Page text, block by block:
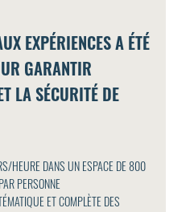
EXPÉRIENCES A ÉTÉ
GARANTIR
LA SÉCURITÉ DE
HEURE DANS UN ESPACE DE 800
PERSONNE
ET COMPLÈTE DES